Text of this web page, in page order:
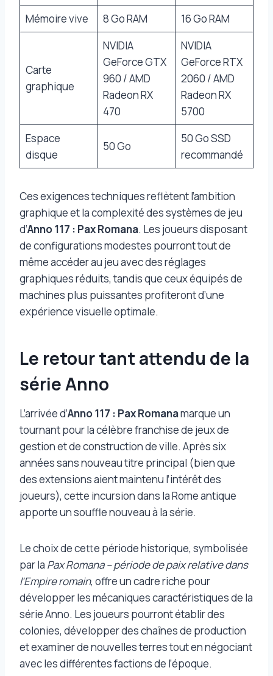
Mémoire vive
8 Go RAM 16 Go RAM
Carte
graphique
NVIDIA
GeForce GTX
960 / AMD
Radeon RX
470
NVIDIA
GeForce RTX
2060 / AMD
Radeon RX
5700
Espace
disque
50 Go
50 Go SSD
recommandé
Ces exigences techniques reflètent l’ambition
graphique et la complexité des systèmes de jeu
d’Anno 117 : Pax Romana. Les joueurs disposant
de configurations modestes pourront tout de
même accéder au jeu avec des réglages
graphiques réduits, tandis que ceux équipés de
machines plus puissantes profiteront d’une
expérience visuelle optimale.
Le retour tant attendu de la
série Anno
L’arrivée d’Anno 117 : Pax Romanamarque un
tournant pour la célèbre franchise de jeux de
gestion et de construction de ville. Après six
années sans nouveau titre principal (bien que
des extensions aient maintenu l’intérêt des
joueurs), cette incursion dans la Rome antique
apporte un souffle nouveau à la série.
Le choix de cette période historique, symbolisée
par la Pax Romana – période de paix relative dans
l’Empire romain, offre un cadre riche pour
développer les mécaniques caractéristiques de la
série Anno. Les joueurs pourront établir des
colonies, développer des chaînes de production
et examiner de nouvelles terres tout en négociant
avec les différentes factions de l’époque.